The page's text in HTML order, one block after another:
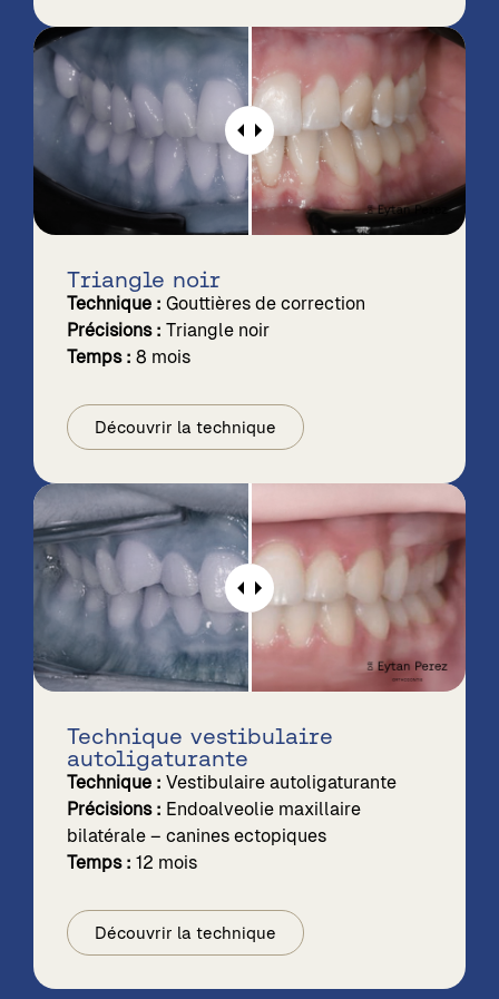
Triangle noir
Technique : Gouttières de correction
Précisions : Triangle noir
Temps : 8 mois
Découvrir la technique
Technique vestibulaire
autoligaturante
Technique : Vestibulaire autoligaturante
Précisions : Endoalveolie maxillaire
bilatérale – canines ectopiques
Temps : 12 mois
Découvrir la technique